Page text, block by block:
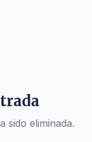
sido eliminada.